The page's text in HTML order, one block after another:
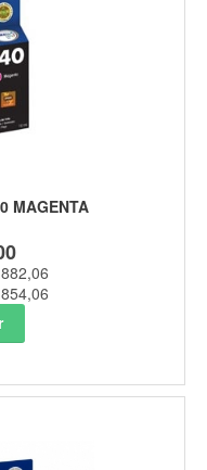
MAGENTA